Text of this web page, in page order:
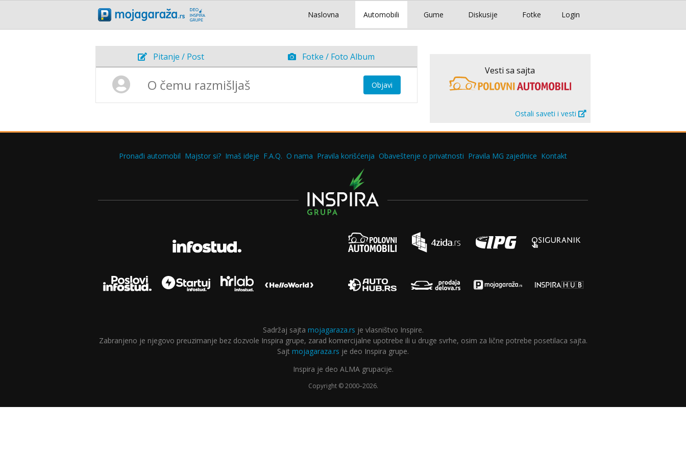
Login
Naslovna Automobili Gume Diskusije Fotke
Pitanje / Post Fotke / Foto Album
Objavi
Vesti sa sajta
Ostali saveti i vesti
Pronađi automobil Majstor si? Imaš ideje F.A.Q. O nama Pravila korišćenja Obaveštenje o privatnosti Pravila MG zajednice Kontakt
Sadržaj sajta mojagaraza.rs je vlasništvo Inspire.
Zabranjeno je njegovo preuzimanje bez dozvole Inspira grupe, zarad komercijalne upotrebe ili u druge svrhe, osim za lične potrebe posetilaca sajta.
Sajt mojagaraza.rs je deo Inspira grupe.
Inspira je deo ALMA grupacije.
Copyright © 2000–2026.